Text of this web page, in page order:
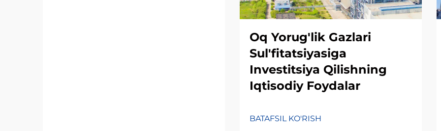
Oq Yorug'lik Gazlari
Sul'fitatsiyasiga
Investitsiya Qilishning
Iqtisodiy Foydalar
BATAFSIL KO'RISH